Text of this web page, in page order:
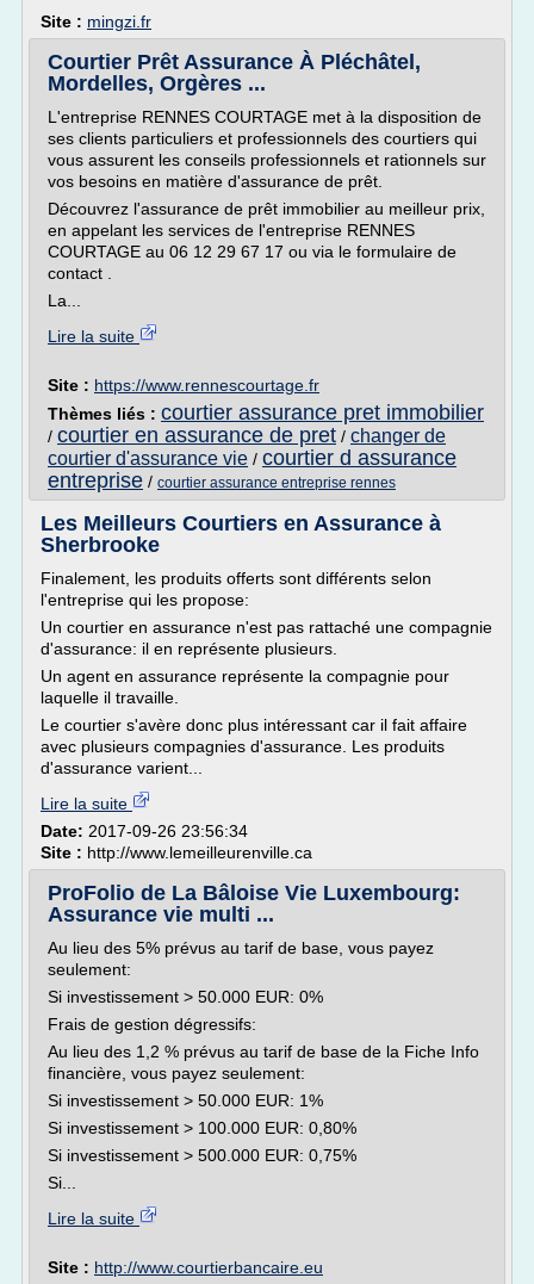
Site : mingzi.fr
Courtier Prêt Assurance À Pléchâtel,
Mordelles, Orgères ...
L'entreprise RENNES COURTAGE met à la disposition de
ses clients particuliers et professionnels des courtiers qui
vous assurent les conseils professionnels et rationnels sur
vos besoins en matière d'assurance de prêt.
Découvrez l'assurance de prêt immobilier au meilleur prix,
en appelant les services de l'entreprise RENNES
COURTAGE au 06 12 29 67 17 ou via le formulaire de
contact .
La...
Lire la suite
Site : https://www.rennescourtage.fr
Thèmes liés : courtier assurance pret immobilier
/ courtier en assurance de pret / changer de
courtier d'assurance vie / courtier d assurance
entreprise / courtier assurance entreprise rennes
Les Meilleurs Courtiers en Assurance à
Sherbrooke
Finalement, les produits offerts sont différents selon
l'entreprise qui les propose:
Un courtier en assurance n'est pas rattaché une compagnie
d'assurance: il en représente plusieurs.
Un agent en assurance représente la compagnie pour
laquelle il travaille.
Le courtier s'avère donc plus intéressant car il fait affaire
avec plusieurs compagnies d'assurance. Les produits
d'assurance varient...
Lire la suite
Date: 2017-09-26 23:56:34
Site : http://www.lemeilleurenville.ca
ProFolio de La Bâloise Vie Luxembourg:
Assurance vie multi ...
Au lieu des 5% prévus au tarif de base, vous payez
seulement:
Si investissement > 50.000 EUR: 0%
Frais de gestion dégressifs:
Au lieu des 1,2 % prévus au tarif de base de la Fiche Info
financière, vous payez seulement:
Si investissement > 50.000 EUR: 1%
Si investissement > 100.000 EUR: 0,80%
Si investissement > 500.000 EUR: 0,75%
Si...
Lire la suite
Site : http://www.courtierbancaire.eu